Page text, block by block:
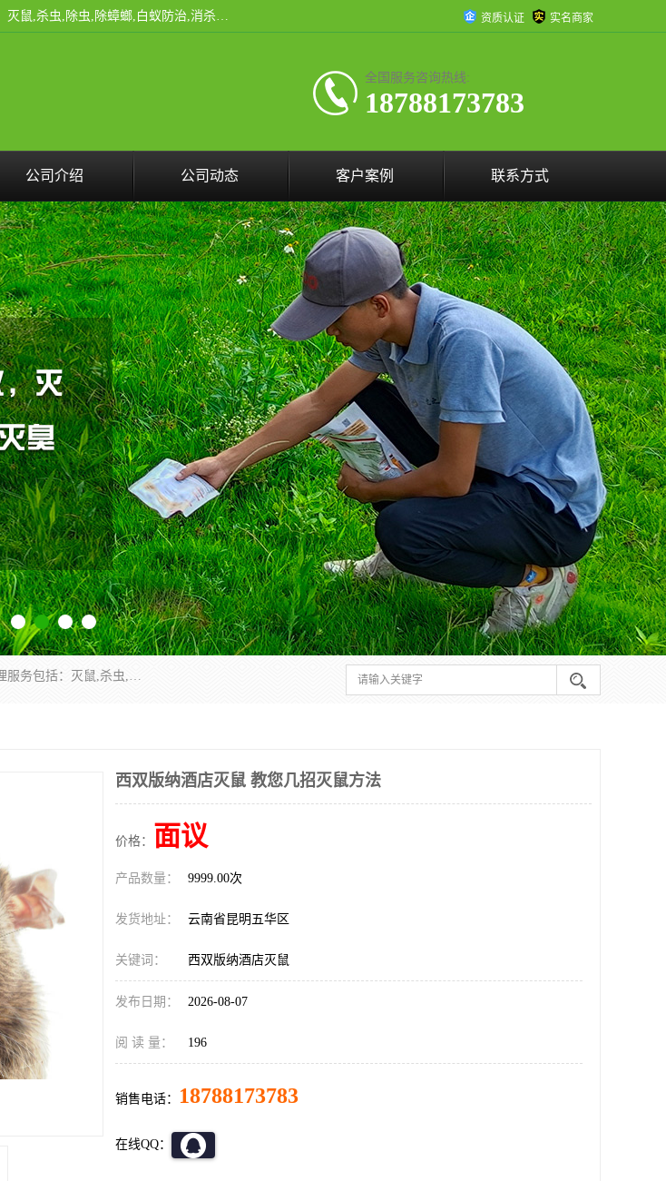
云南昆明亿之豪消杀公司是一家专业从事有害生物防治综合治理的公司，治理服务包括：灭鼠,杀虫,除虫,除蟑螂,白蚁防治,消杀等；安全环保,快速上门,价格透明,完善的售后服务,不影响您的生活工作。 资质认证 实名商家
全国服务咨询热线:
18788173783
公司介绍 公司动态 客户案例 联系方式
云南昆明亿之豪消杀公司是一家专业从事有害生物防治综合治理的公司，治理服务包括：灭鼠,杀虫,除虫,除蟑螂,白蚁防治,消杀等；安全环保,快速上门,价格透明,完善的售后服务,不影响您的生活工作。
西双版纳酒店灭鼠 教您几招灭鼠方法
价格： 面议
产品数量： 9999.00次
发货地址： 云南省昆明五华区
关键词： 西双版纳酒店灭鼠
发布日期： 2026-08-07
阅 读 量： 196
销售电话： 18788173783
在线QQ：